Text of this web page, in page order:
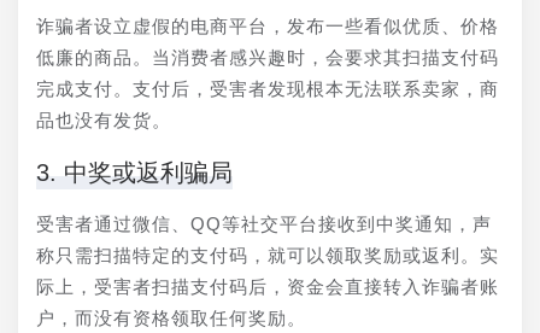
诈骗者设立虚假的电商平台，发布一些看似优质、价格
低廉的商品。当消费者感兴趣时，会要求其扫描支付码
完成支付。支付后，受害者发现根本无法联系卖家，商
品也没有发货。
3. 中奖或返利骗局
受害者通过微信、QQ等社交平台接收到中奖通知，声
称只需扫描特定的支付码，就可以领取奖励或返利。实
际上，受害者扫描支付码后，资金会直接转入诈骗者账
户，而没有资格领取任何奖励。